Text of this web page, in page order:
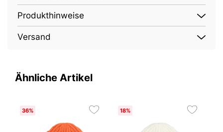
Produkthinweise
Versand
Ähnliche Artikel
36% 18%